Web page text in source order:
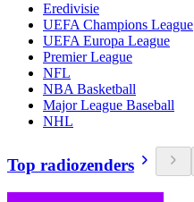
Eredivisie
UEFA Champions League
UEFA Europa League
Premier League
NFL
NBA Basketball
Major League Baseball
NHL
Top radiozenders